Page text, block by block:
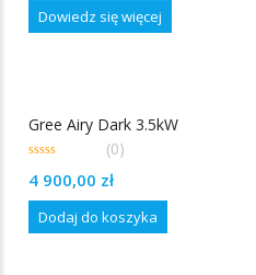
out
of
Dowiedz się więcej
Gree Airy Dark 3.5kW
out
(0)
4 900,00 zł
Dodaj do koszyka